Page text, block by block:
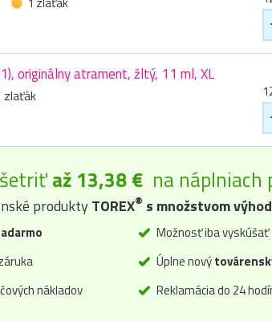
originálny atrament, žltý, 11 ml, XL
zlaťák
až 13,38 € na
produktyTOREX® s množstvom
nákladov
Možnosť iba vyskúšať
Úplne nový
Reklamácia do 24